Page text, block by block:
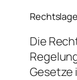
Die
Gesetze